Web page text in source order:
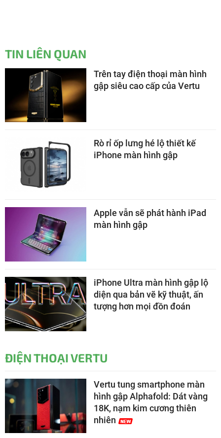
TIN LIÊN QUAN
Trên tay điện thoại màn hình
gập siêu cao cấp của Vertu
Rò rỉ ốp lưng hé lộ thiết kế
iPhone màn hình gập
Apple vẫn sẽ phát hành iPad
màn hình gập
iPhone Ultra màn hình gập lộ
diện qua bản vẽ kỹ thuật, ấn
tượng hơn mọi đồn đoán
ĐIỆN THOẠI VERTU
Vertu tung smartphone màn
hình gập Alphafold: Dát vàng
18K, nạm kim cương thiên
nhiên